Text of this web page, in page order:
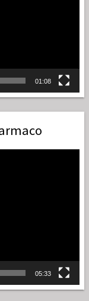
01:08
05:33